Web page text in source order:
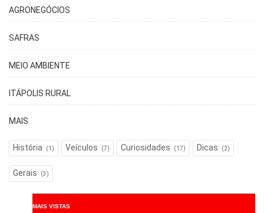
AGRONEGÓCIOS
SAFRAS
MEIO AMBIENTE
ITÁPOLIS RURAL
MAIS
História (1) Veículos (7) Curiosidades (17) Dicas (2)
Gerais (3)
MAIS VISTAS